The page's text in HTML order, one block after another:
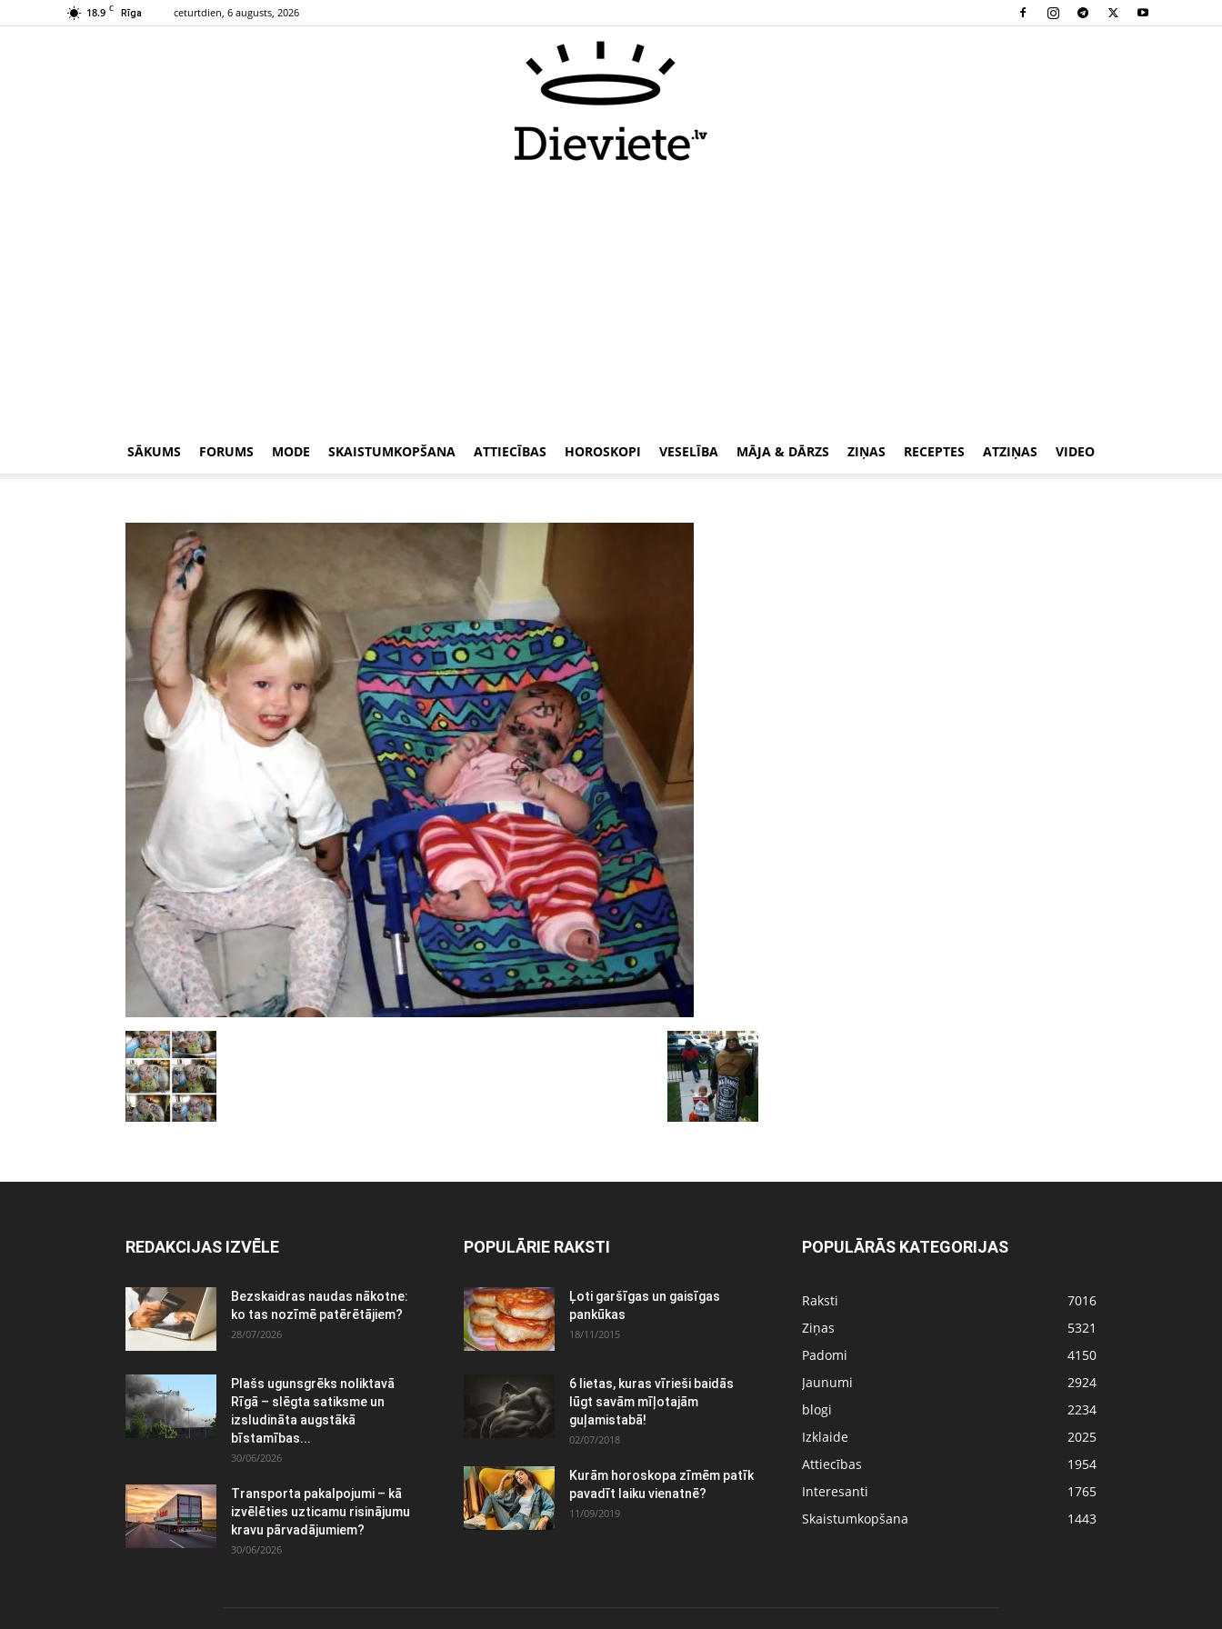
18.9 C Rīga ceturtdien, 6 augusts, 2026
SĀKUMS FORUMS MODE SKAISTUMKOPŠANA ATTIECĪBAS HOROSKOPI VESELĪBA MĀJA & DĀRZS ZIŅAS RECEPTES ATZIŅAS VIDEO
REDAKCIJAS IZVĒLE
Bezskaidras naudas nākotne:
ko tas nozīmē patērētājiem?
28/07/2026
Plašs ugunsgrēks noliktavā
Rīgā – slēgta satiksme un
izsludināta augstākā
bīstamības...
30/06/2026
Transporta pakalpojumi – kā
izvēlēties uzticamu risinājumu
kravu pārvadājumiem?
30/06/2026
POPULĀRIE RAKSTI
Ļoti garšīgas un gaisīgas
pankūkas
18/11/2015
6 lietas, kuras vīrieši baidās
lūgt savām mīļotajām
guļamistabā!
02/07/2018
Kurām horoskopa zīmēm patīk
pavadīt laiku vienatnē?
11/09/2019
POPULĀRĀS KATEGORIJAS
Raksti
7016
Ziņas
5321
Padomi
4150
Jaunumi
2924
blogi
2234
Izklaide
2025
Attiecības
1954
Interesanti
1765
Skaistumkopšana
1443